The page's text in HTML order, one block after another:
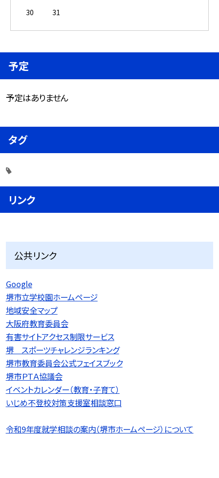
30
31
予定
予定はありません
タグ
リンク
公共リンク
Google
堺市立学校園ホームページ
地域安全マップ
大阪府教育委員会
有害サイトアクセス制限サービス
堺 スポーツチャレンジランキング
堺市教育委員会公式フェイスブック
堺市ＰＴＡ協議会
イベントカレンダー（教育・子育て）
いじめ不登校対策支援室相談窓口
令和9年度就学相談の案内（堺市ホームページ）について